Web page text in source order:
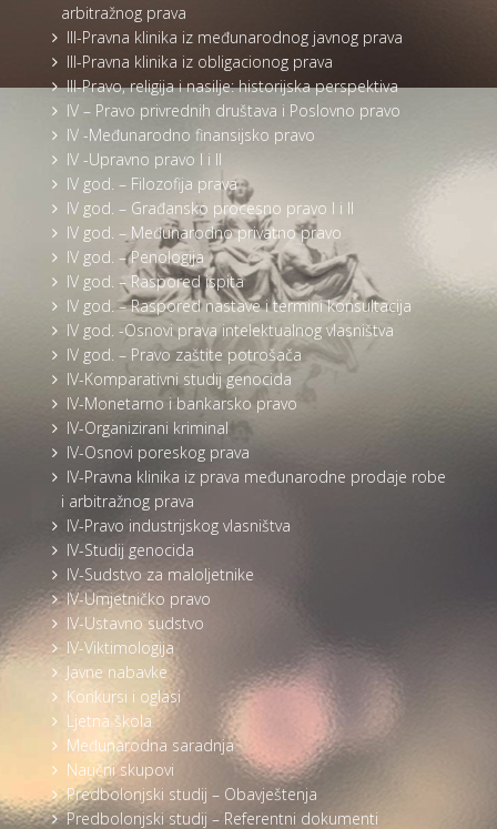
arbitražnog prava
III-Pravna klinika iz međunarodnog javnog prava
III-Pravna klinika iz obligacionog prava
III-Pravo, religija i nasilje: historijska perspektiva
IV – Pravo privrednih društava i Poslovno pravo
IV -Međunarodno finansijsko pravo
IV -Upravno pravo I i II
IV god. – Filozofija prava
IV god. – Građansko procesno pravo I i II
IV god. – Međunarodno privatno pravo
IV god. – Penologija
IV god. – Raspored ispita
IV god. – Raspored nastave i termini konsultacija
IV god. -Osnovi prava intelektualnog vlasništva
IV god. – Pravo zaštite potrošača
IV-Komparativni studij genocida
IV-Monetarno i bankarsko pravo
IV-Organizirani kriminal
IV-Osnovi poreskog prava
IV-Pravna klinika iz prava međunarodne prodaje robe
i arbitražnog prava
IV-Pravo industrijskog vlasništva
IV-Studij genocida
IV-Sudstvo za maloljetnike
IV-Umjetničko pravo
IV-Ustavno sudstvo
IV-Viktimologija
Javne nabavke
Konkursi i oglasi
Ljetna škola
Međunarodna saradnja
Naučni skupovi
Predbolonjski studij – Obavještenja
Predbolonjski studij – Referentni dokumenti